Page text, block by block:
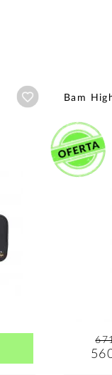
Añadir a wishlist
Bam